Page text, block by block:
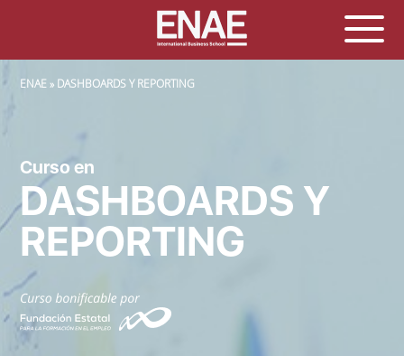
SOBRESCRIBIR ENLACES DE AYUDA A LA NAVEGACIÓN
ENAE DASHBOARDS Y REPORTING
Curso en
DASHBOARDS Y
REPORTING